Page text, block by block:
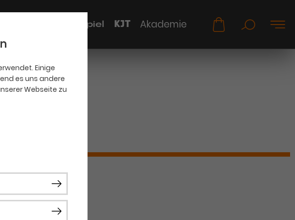
Einige
es uns andere
Webseite zu
Schauspiel KJT Akademie